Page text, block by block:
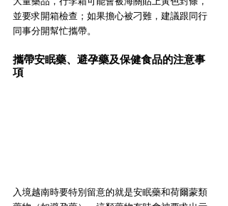
並要求開箱檢查；如果擔心被刁難，建議跟同行
同事分開幫忙攜帶。
攜帶安眠藥、避孕藥及保健食品的注意事
項
入境越南時要特別留意的就是安眠藥和荷爾蒙類